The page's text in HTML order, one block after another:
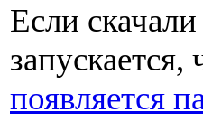
Если
запускается,
появляется